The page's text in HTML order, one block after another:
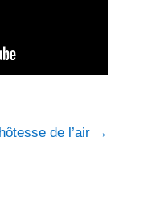
de l’air →